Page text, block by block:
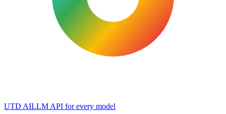
UTD AILLM API for every model